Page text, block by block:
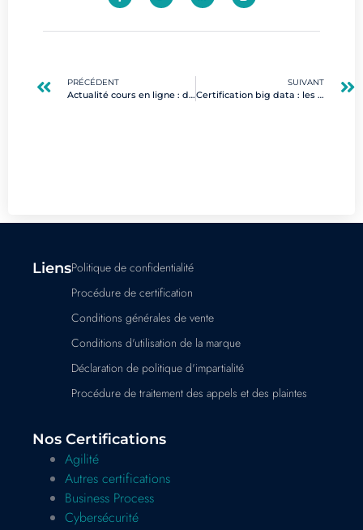
PRÉCÉDENT
Actualité cours en ligne : découvrez les meilleures certifications digitales en 2025
SUIVANT
Certification big data : les clés pour se démarquer sur le marché du digital
LiensPolitique de confidentialité
Procédure de certification
Conditions générales de vente
Conditions d'utilisation de la marque
Déclaration de politique d'impartialité
Procédure de traitement des appels et des plaintes
Nos Certifications
Agilité
Autres certifications
Business Process
Cybersécurité